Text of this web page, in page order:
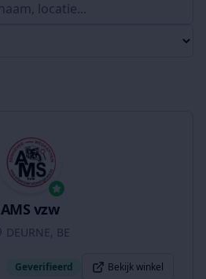
AMS vzw
DEURNE, BE
Geverifieerd Bekijk winkel